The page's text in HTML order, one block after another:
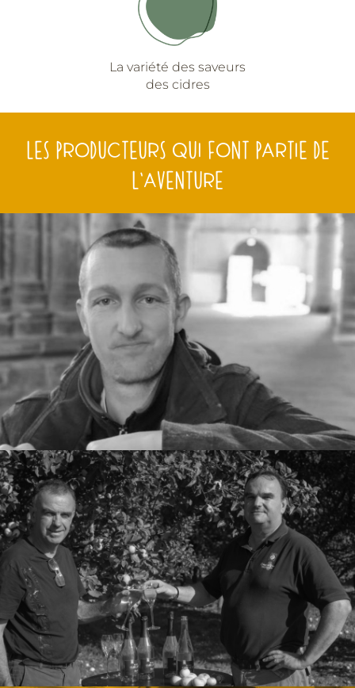
La variété des saveurs
des cidres
LES PRODUCTEURS QUI FONT PARTIE DE
L’AVENTURE